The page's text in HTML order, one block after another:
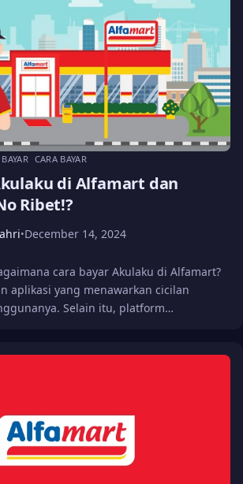
BAYAR CARA BAYAR
di Alfamart dan
Ribet!?
•December 14, 2024
cara bayar Akulaku di Alfamart?
aplikasi yang menawarkan cicilan
Selain itu, platform…